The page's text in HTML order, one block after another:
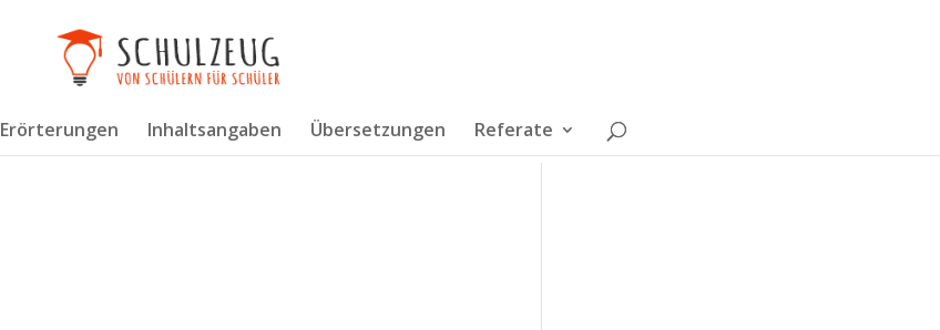
Erörterungen Inhaltsangaben Übersetzungen Referate